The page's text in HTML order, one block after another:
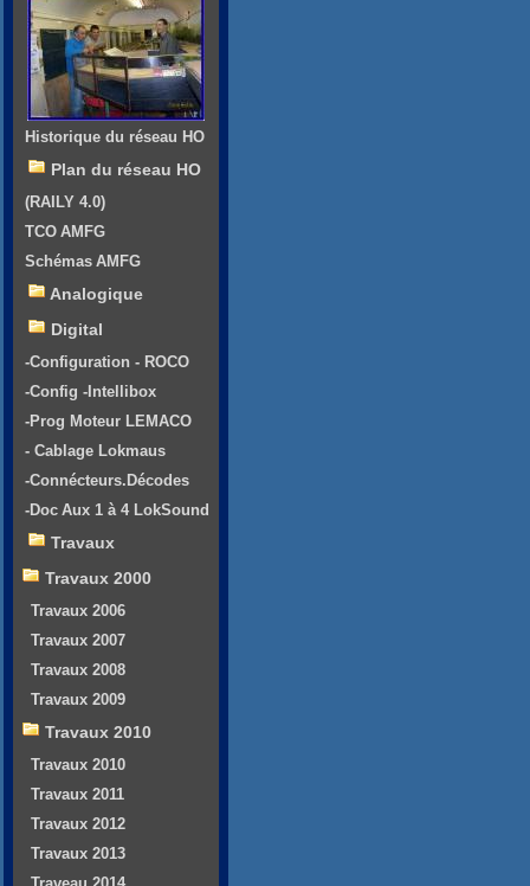
Historique du réseau HO
Plan du réseau HO
(RAILY 4.0)
TCO AMFG
Schémas AMFG
Analogique
Digital
-Configuration - ROCO
-Config -Intellibox
-Prog Moteur LEMACO
- Cablage Lokmaus
-Connécteurs.Décodes
-Doc Aux 1 à 4 LokSound
Travaux
Travaux 2000
Travaux 2006
Travaux 2007
Travaux 2008
Travaux 2009
Travaux 2010
Travaux 2010
Travaux 2011
Travaux 2012
Travaux 2013